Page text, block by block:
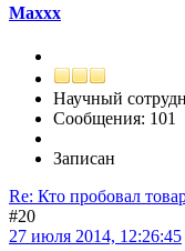
Maxxx
Научный
Сообщения: 101
Записан
Re: Кто пробовал
#20
27 июля 2014, 12:26:45